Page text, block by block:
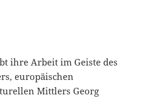
ihre Arbeit im Geiste des
europäischen
Mittlers Georg